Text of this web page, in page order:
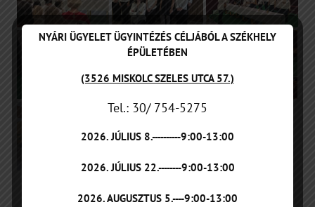
NYÁRI ÜGYELET ÜGYINTÉZÉS CÉLJÁBÓL A SZÉKHELY
ÉPÜLETÉBEN
(3526 MISKOLC SZELES UTCA 57.)
Tel.: 30/ 754-5275
2026. JÚLIUS 8.----------9:00-13:00
2026. JÚLIUS 22.--------9:00-13:00
2026. AUGUSZTUS 5.----9:00-13:00